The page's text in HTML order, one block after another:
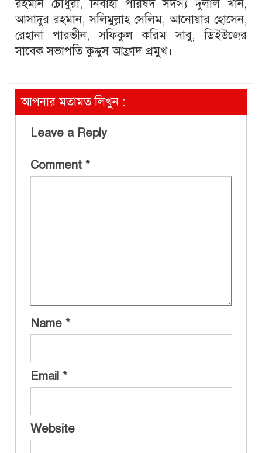
রহমান চৌধুরী, নির্বাহী পরিষদ সদস্য দুলাল খান,
আসাদুর রহমান, সলিমুল্লাহ সেলিম, আনোয়ার হোসেন,
রেহানা পারভীন, সফিকুল করিম সাবু, ডিইউজের
সাবেক সভাপতি কুদ্দুস আফ্রাদ প্রমুখ।
আপনার মতামত লিখুন :
Leave a Reply
Comment *
Name *
Email *
Website